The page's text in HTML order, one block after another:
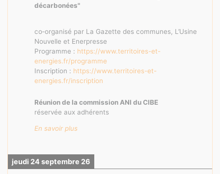
décarbonées"
co‑organisé par La Gazette des communes, L’Usine
Nouvelle et Enerpresse
Programme : https://www.territoires-et-
energies.fr/programme
Inscription : https://www.territoires-et-
energies.fr/inscription
Réunion de la commission ANI du CIBE
réservée aux adhérents
En savoir plus
jeudi 24 septembre 26